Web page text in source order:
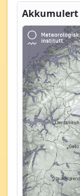
Akkumulert